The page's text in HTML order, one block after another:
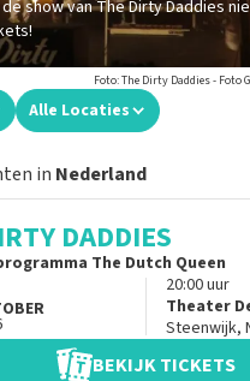
show van The Dirty Daddies
Foto: The Dirty Daddies - Foto
Alle Locaties
in Nederland
DADDIES
The Dutch Queen
20:00uur
Theater
Steenwijk,
BEKIJK TICKETS